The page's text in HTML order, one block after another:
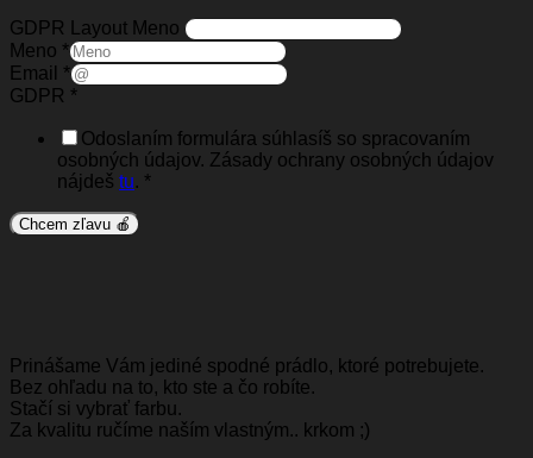
GDPR Layout Meno
Meno *
Email *
GDPR *
Odoslaním formulára súhlasíš so spracovaním
osobných údajov. Zásady ochrany osobných údajov
nájdeš tu. *
Chcem zľavu 🍎
Prinášame Vám jediné spodné prádlo, ktoré potrebujete.
Bez ohľadu na to, kto ste a čo robíte.
Stačí si vybrať farbu.
Za kvalitu ručíme naším vlastným.. krkom ;)